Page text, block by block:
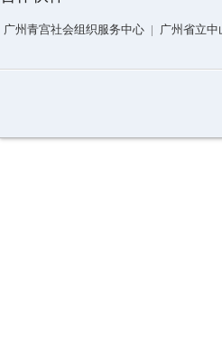
广州青宫社会组织服务中心 | 广州省立中